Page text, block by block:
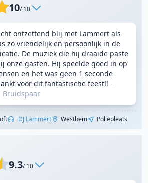
10/ 10
ontzettend blij met Lammert als
zo vriendelijk en persoonlijk in de
De muziek die hij draaide paste
onze gasten. Hij speelde goed in op
en het was geen 1 seconde
voor dit fantastische feest!! -
Bruidspaar
DJ Lammert Westhem Pollepleats
9.3/ 10